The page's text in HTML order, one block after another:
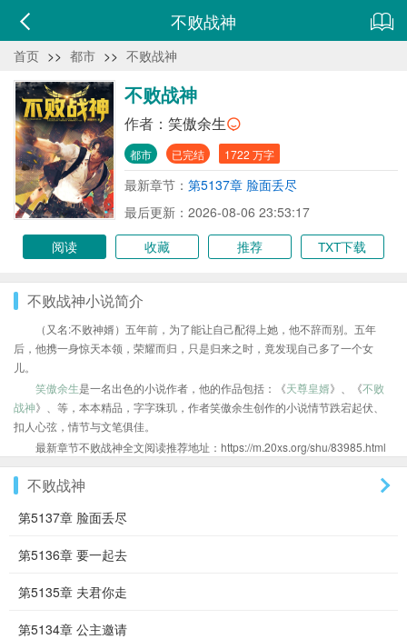
不败战神
首页 >> 都市 >> 不败战神
不败战神
作者： 笑傲余生
都市 已完结 1722 万字
最新章节： 第5137章 脸面丢尽
最后更新：2026-08-06 23:53:17
阅读
收藏 推荐 TXT下载
不败战神小说简介
（又名:不败神婿）五年前，为了能让自己配得上她，他不辞而别。五年
后，他携一身惊天本领，荣耀而归，只是归来之时，竟发现自己多了一个女
儿。
笑傲余生是一名出色的小说作者，他的作品包括：《天尊皇婿》、《不败
战神》、等，本本精品，字字珠玑，作者笑傲余生创作的小说情节跌宕起伏、
扣人心弦，情节与文笔俱佳。
最新章节不败战神全文阅读推荐地址：https://m.20xs.org/shu/83985.html
不败战神
第5137章 脸面丢尽
第5136章 要一起去
第5135章 夫君你走
第5134章 公主邀请